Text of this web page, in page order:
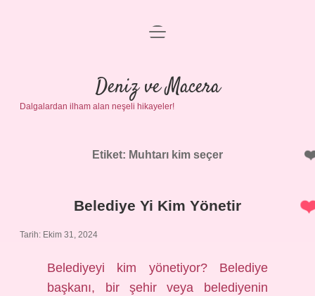
Anasayfa
Gizlilik Politikası
Yasal Uyarı
menüyü
Deniz ve Macera
Dalgalardan ilham alan neşeli hikayeler!
Etiket: Muhtarı kim seçer
Belediye Yi Kim Yönetir
Tarih: Ekim 31, 2024
Belediyeyi kim yönetiyor? Belediye
başkanı, bir şehir veya belediyenin